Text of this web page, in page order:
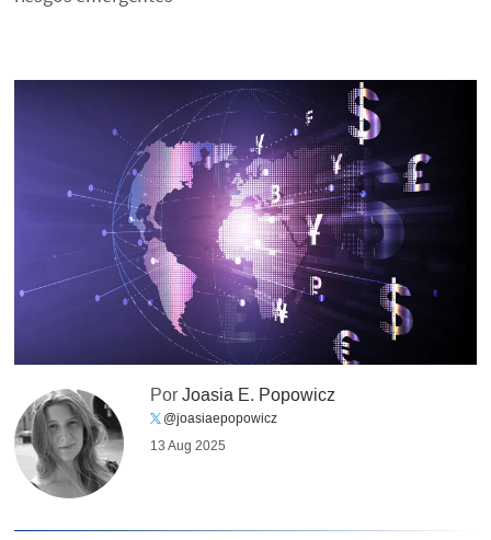
PorJoasia E. Popowicz
@joasiaepopowicz
13 Aug 2025